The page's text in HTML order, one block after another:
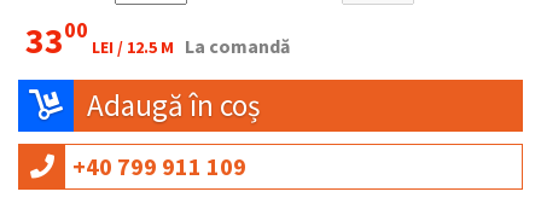
3300
LEI / 12.5 M La comandă
Adaugă în coș
+40 799 911 109